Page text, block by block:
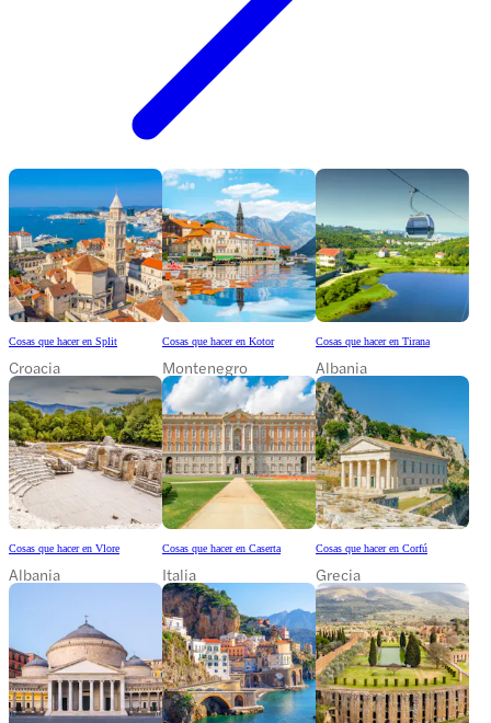
Cosas que hacer en Split
Croacia
Cosas que hacer en Kotor
Montenegro
Cosas que hacer en Tirana
Albania
Cosas que hacer en Vlore
Albania
Cosas que hacer en Caserta
Italia
Cosas que hacer en Corfú
Grecia